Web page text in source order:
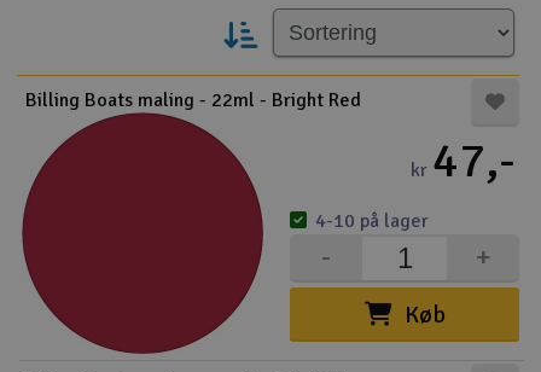
Batteri & ladere
Droner til FPV
Billing Boats maling - 22ml - Bright Red
kr 47,-
Køb
+
-
4-10 på lager